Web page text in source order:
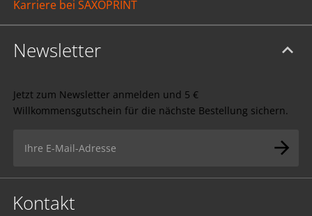
Karriere bei SAXOPRINT
Newsletter
Jetzt zum Newsletter anmelden und 5 €
Willkommensgutschein für die nächste Bestellung sichern.
Kontakt